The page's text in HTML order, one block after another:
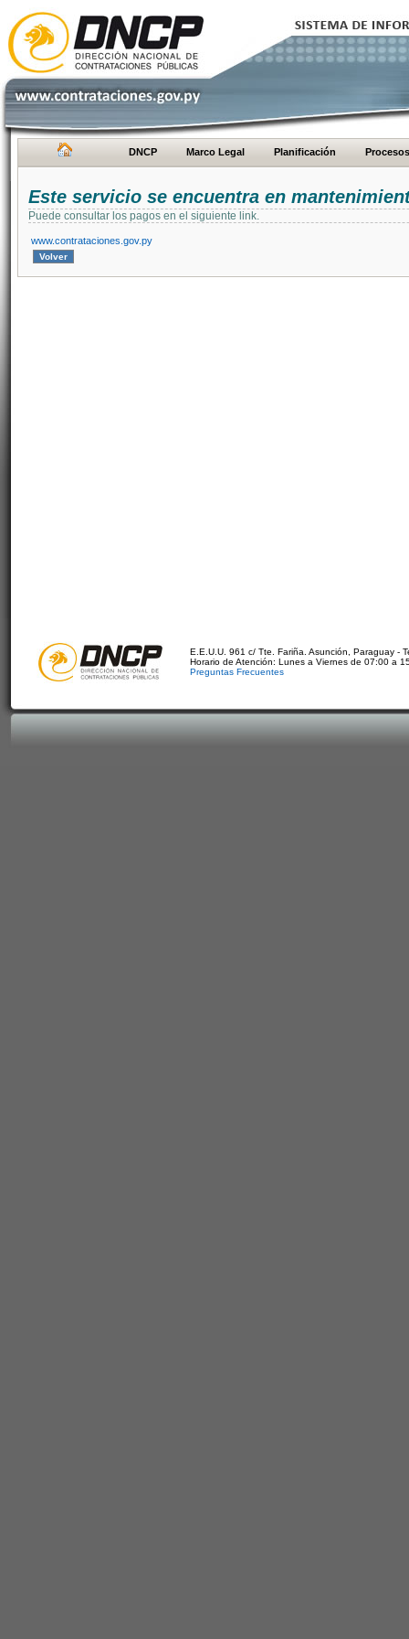
DNCP Marco Legal Planificación Procesos
Este servicio se encuentra en
Puede consultar los pagos en el siguiente link.
www.contrataciones.gov.py
E.E.U.U. 961 c/ Tte. Fariña. Asunción, Paraguay -
Horario de Atención: Lunes a Viernes de 07:00 a
Preguntas Frecuentes